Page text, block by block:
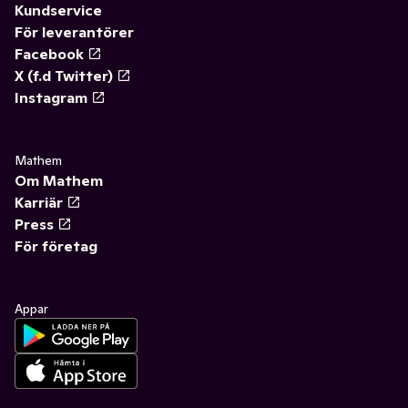
Kundservice
För leverantörer
Facebook
X (f.d Twitter)
Instagram
Mathem
Om Mathem
Karriär
Press
För företag
Appar